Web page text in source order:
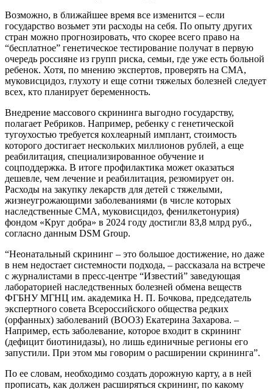
Возможно, в ближайшее время все изменится – если
государство возьмет эти расходы на себя. По опыту других
стран можно прогнозировать, что скорее всего право на
“бесплатное” генетическое тестирование получат в первую
очередь россияне из групп риска, семьи, где уже есть больной
ребенок. Хотя, по мнению экспертов, проверять на СМА,
муковисцидоз, глухоту и еще сотни тяжелых болезней следует
всех, кто планирует беременность.
Внедрение массового скрининга выгодно государству,
полагает Ребриков. Например, ребенку с генетической
тугоухостью требуется кохлеарный имплант, стоимость
которого достигает нескольких миллионов рублей, а еще
реабилитация, специализированное обучение и
соцподдержка. В итоге профилактика может оказаться
дешевле, чем лечение и реабилитация, резюмирует он.
Расходы на закупку лекарств для детей с тяжелыми,
жизнеугрожающими заболеваниями (в числе которых
наследственные СМА, муковисцидоз, фенилкетонурия)
фондом «Круг добра» в 2024 году достигли 83,8 млрд руб.,
согласно данным DSM Group.
“Неонатальный скрининг – это большое достижение, но даже
в нем недостает системности подхода, – рассказала на встрече
с журналистами в пресс-центре “Известий” заведующая
лабораторией наследственных болезней обмена веществ
ФГБНУ МГНЦ им. академика Н. П. Бочкова, председатель
экспертного совета Всероссийского общества редких
(орфанных) заболеваний (ВООЗ) Екатерина Захарова. –
Например, есть заболевание, которое входит в скрининг
(дефицит биотинидазы), но лишь единичные регионы его
запустили. При этом мы говорим о расширении скрининга”.
По ее словам, необходимо создать дорожную карту, а в ней
прописать, как должен расширяться скрининг, по какому